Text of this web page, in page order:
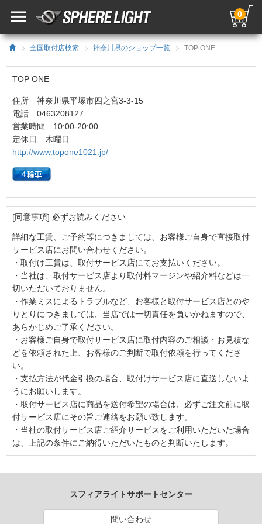
0
全国取付店検索 神奈川県のショップ一覧 TOP ONE
TOP ONE
住所 神奈川県平塚市四之宮3-3-15
電話 0463208127
営業時間 10:00-20:00
定休日 木曜日
http://www.topone1021.jp/
[同意事項] 必ずお読みください
詳細な工賃、ご予約等につきましては、お客様ご自身で直接取付
サービス店にお問い合わせください。
・取付け工賃は、取付サービス店にてお支払いください。
・当社は、取付サービス店より取付料マージンや紹介料などは一
切いただいておりません。
・作業ミスによるトラブルなど、お客様と取付サービス店とのや
りとりにつきましては、当店では一切責任を負いかねますので、
あらかじめご了承ください。
・お客様ご自身で取付サービス店に取付内容のご相談・お見積な
どを依頼された上、お客様のご判断で取付依頼を行ってくださ
い。
・支払方法が代金引換の場合、取付けサービス店に直送しないよ
うにお願いします。
・取付サービス店に商品を送付希望の場合は、必ずご注文前に取
付サービス店にその旨ご連絡をお願い致します。
・当社の取付サービス店ご紹介サービスをご利用いただいた場合
は、上記の条件にご納得いただいたものと判断いたします。
スフィアライトサポートセンター
問い合わせ